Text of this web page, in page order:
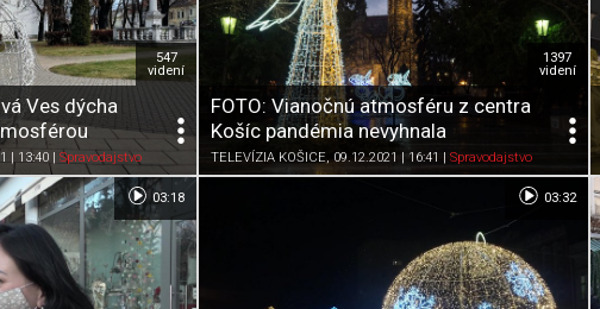
Pozrieť neskôr
obľúbeným
Ves dýcha
| 13:40| Spravodajstvo Pozrieť neskôr
K obľúbeným
Zdieľať
547
videní
FOTO: Vianočnú atmosféru z centra
Košíc pandémia nevyhnala
TELEVÍZIA KOŠICE, 09.12.2021 | 16:41 Spravodajstvo
1397
videní
03:18 03:32